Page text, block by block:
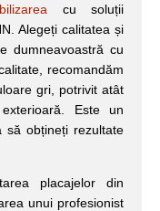
cu soluții
Alegeți calitatea și
dumneavoastră cu
recomandăm
gri, potrivit atât
Este un
să obțineți rezultate
placajelor din
unui profesionist